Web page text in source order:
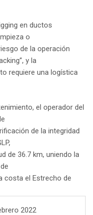
en ductos
o
de la operación
y la
requiere una logística
el operador del
de la integridad
de 36.7 km, uniendo la
costa el Estrecho de
2022